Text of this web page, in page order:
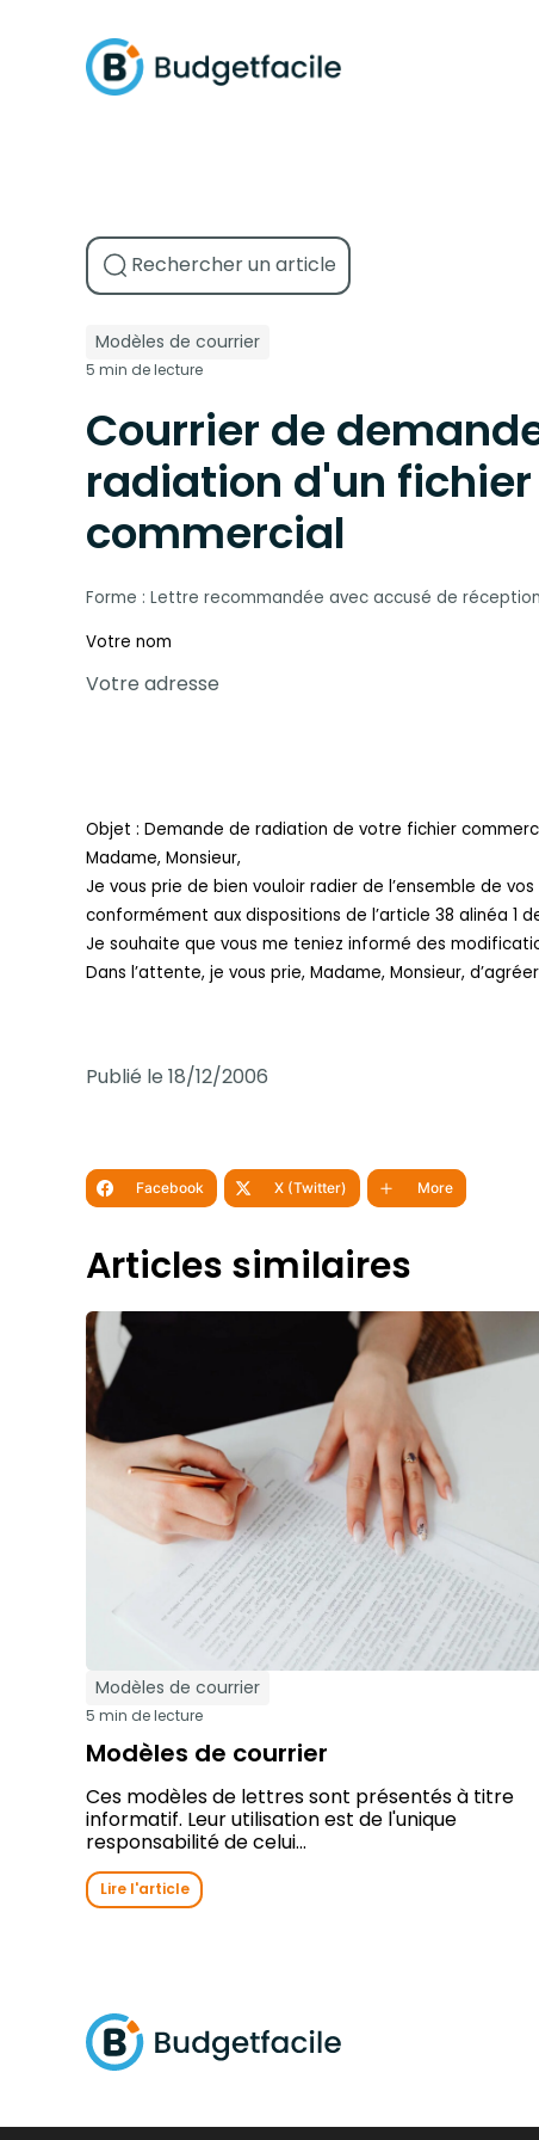
Modèles de courrier
5 min de lecture
Courrier de
radiation d'un fichier
commercial
Forme : Lettre recommandée avec accusé de réception
Votre nom
Votre adresse
Objet : Demande de radiation de votre fichier
Madame, Monsieur,
Je vous prie de bien vouloir radier de l’ensemble de
conformément aux dispositions de l’article 38 alinéa 1
Je souhaite que vous me teniez informé des
Dans l’attente, je vous prie, Madame, Monsieur,
Publié le 18/12/2006
Facebook X (Twitter) More
Articles similaires
Modèles de courrier
5 min de lecture
Modèles de courrier
Ces modèles de lettres sont présentés à titre
informatif. Leur utilisation est de l'unique
responsabilité de celui...
Lire l'article